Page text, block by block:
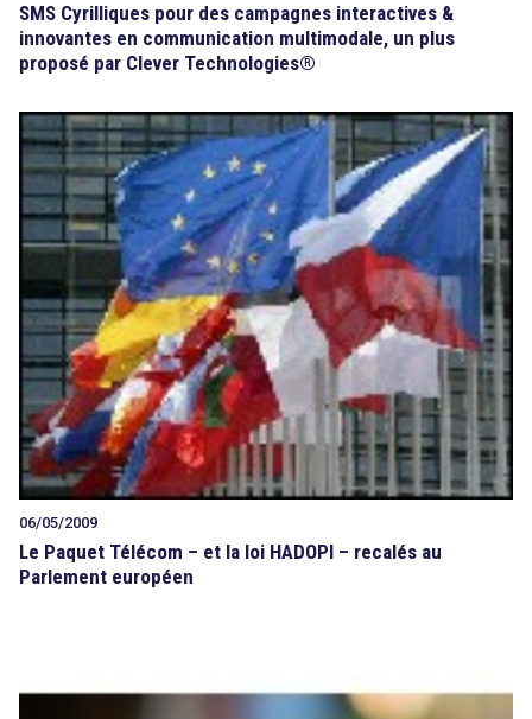
SMS Cyrilliques pour des campagnes interactives &
innovantes en communication multimodale, un plus
proposé par Clever Technologies®
06/05/2009
Le Paquet Télécom – et la loi HADOPI – recalés au
Parlement européen